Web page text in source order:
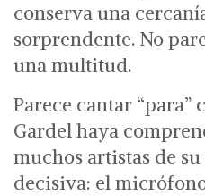
conserva una
sorprendente. No
una multitud.
Parece cantar “para”
Gardel haya
muchos artistas de
decisiva: el